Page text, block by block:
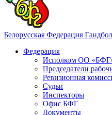
Белорусская Федерация
Федерация
Исполком ОО
Председатели
Ревизионная
Судьи
Инспекторы
Офис БФГ
Документы